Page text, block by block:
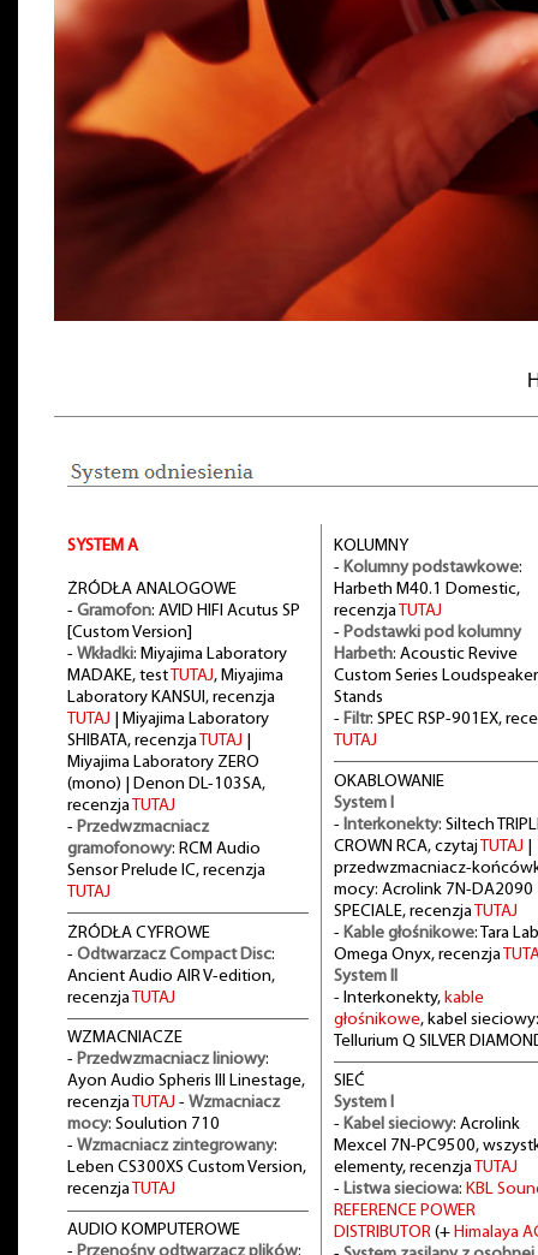
SYSTEM A
ŻRÓDŁA ANALOGOWE
- Gramofon: AVID HIFI Acutus SP
[Custom Version]
- Wkładki: Miyajima Laboratory
MADAKE, test TUTAJ, Miyajima
Laboratory KANSUI, recenzja
TUTAJ | Miyajima Laboratory
SHIBATA, recenzja TUTAJ
Miyajima Laboratory ZERO
(mono) | Denon DL-103SA,
recenzja TUTAJ
- Przedwzmacniacz
gramofonowy: RCM Audio
Sensor Prelude IC, recenzja
TUTAJ
ŻRÓDŁA CYFROWE
- Odtwarzacz Compact Disc:
Ancient Audio AIR V-edition,
recenzjaTUTAJ
WZMACNIACZE
- Przedwzmacniacz liniowy:
Ayon Audio Spheris III Linestage,
recenzja TUTAJ - Wzmacniacz
mocy: Soulution 710
- Wzmacniacz zintegrowany:
Leben CS300XS Custom Version,
recenzja TUTAJ
AUDIO KOMPUTEROWE
KOLUMNY
- Kolumny podstawkowe:
Harbeth M40.1 Domestic,
recenzja TUTAJ
- Podstawki pod kolumny
Harbeth: Acoustic Revive
Custom Series Loudspeaker
Stands
- Filtr: SPEC RSP-901EX,
TUTAJ
OKABLOWANIE
System I
- Interkonekty: Siltech
CROWN RCA, czytaj TUTAJ
przedwzmacniacz-
mocy: Acrolink 7N-DA2090
SPECIALE, recenzjaTUTAJ
- Kable głośnikowe: Tara
Omega Onyx, recenzja
System II
- Interkonekty, kable
głośnikowe, kabel sieciowy:
Tellurium Q SILVER
SIEĆ
System I
- Kabel sieciowy: Acrolink
Mexcel 7N-PC9500,
elementy, recenzja TUTAJ
- Listwa sieciowa: KBL
REFERENCE POWER
DISTRIBUTOR(+ Himalaya